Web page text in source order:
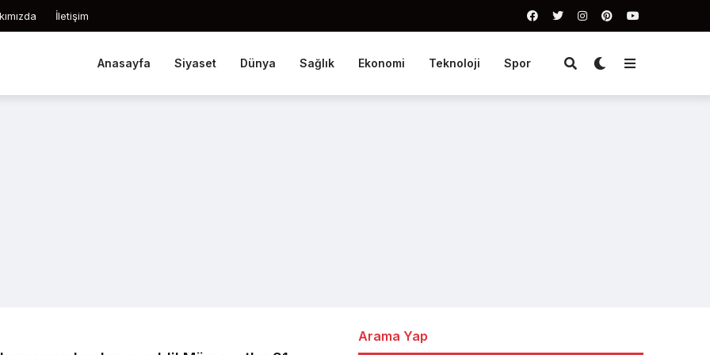
İletişim
Anasayfa Siyaset Dünya Sağlık Ekonomi Teknoloji Spor
Arama Yap